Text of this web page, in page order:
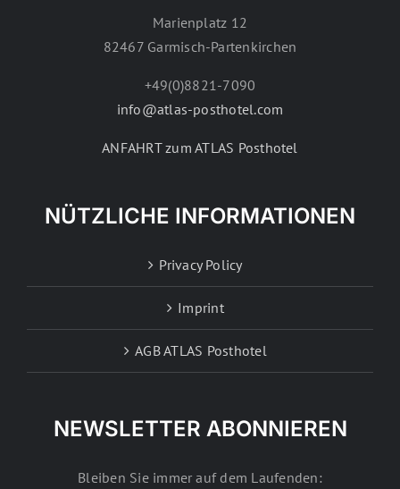
Marienplatz 12
82467 Garmisch-Partenkirchen
+49(0)8821-7090
info@atlas-posthotel.com
ANFAHRT zum ATLAS Posthotel
NÜTZLICHE INFORMATIONEN
Privacy Policy
Imprint
AGB ATLAS Posthotel
NEWSLETTER ABONNIEREN
Bleiben Sie immer auf dem Laufenden: